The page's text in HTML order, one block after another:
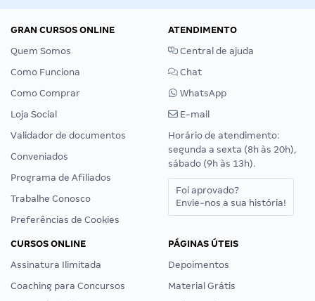
GRAN CURSOS ONLINE
Quem Somos
Como Funciona
Como Comprar
Loja Social
Validador de documentos
Conveniados
Programa de Afiliados
Trabalhe Conosco
Preferências de Cookies
ATENDIMENTO
Central de ajuda
Chat
WhatsApp
E-mail
Horário de atendimento:
segunda a sexta (8h às 20h),
sábado (9h às 13h).
Foi aprovado?
Envie-nos a sua história!
CURSOS ONLINE
Assinatura Ilimitada
Coaching para Concursos
PÁGINAS ÚTEIS
Depoimentos
Material Grátis